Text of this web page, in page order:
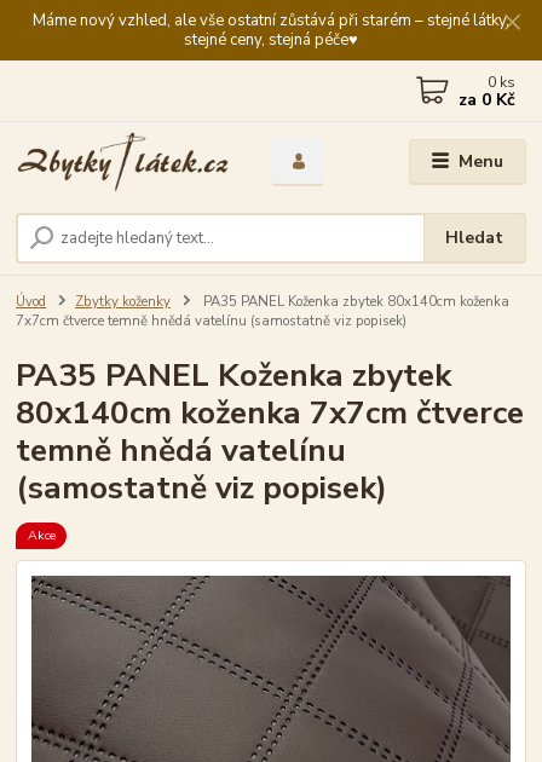
Máme nový vzhled, ale vše ostatní zůstává při starém – stejné látky,
stejné ceny, stejná péče♥️
Menu
Hledat
0 ks
za 0 Kč
Úvod Zbytky koženky
PA35 PANEL Koženka zbytek 80x140cm koženka
7x7cm čtverce temně hnědá vatelínu (samostatně viz popisek)
PA35 PANEL Koženka zbytek
80x140cm koženka 7x7cm čtverce
temně hnědá vatelínu
(samostatně viz popisek)
Akce